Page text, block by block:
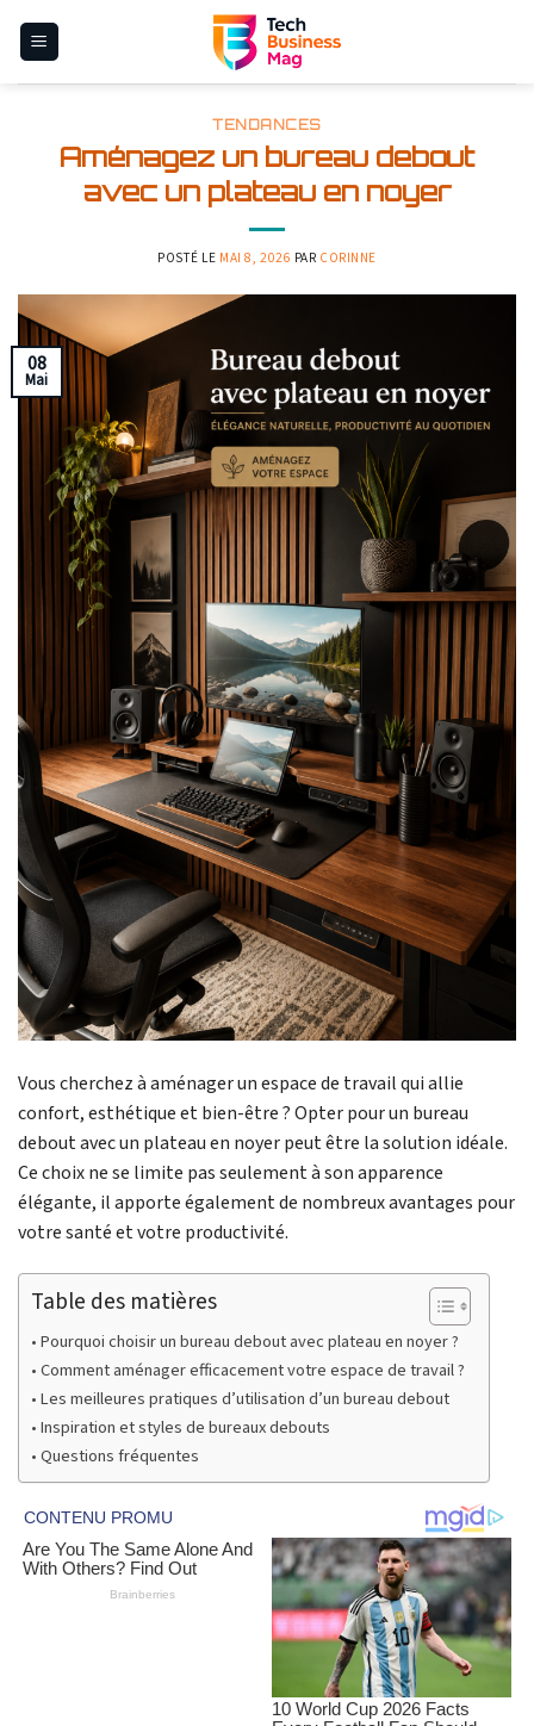
TENDANCES
Aménagez un bureau debout
avec un plateau en noyer
POSTÉ LE MAI 8, 2026 PAR CORINNE
08
Mai
Vous cherchez à aménager un espace de travail qui allie
confort, esthétique et bien-être ? Opter pour un bureau
debout avec un plateau en noyer peut être la solution idéale.
Ce choix ne se limite pas seulement à son apparence
élégante, il apporte également de nombreux avantages pour
votre santé et votre productivité.
Table des matières
Pourquoi choisir un bureau debout avec plateau en noyer ?
Comment aménager efficacement votre espace de travail ?
Les meilleures pratiques d’utilisation d’un bureau debout
Inspiration et styles de bureaux debouts
Questions fréquentes